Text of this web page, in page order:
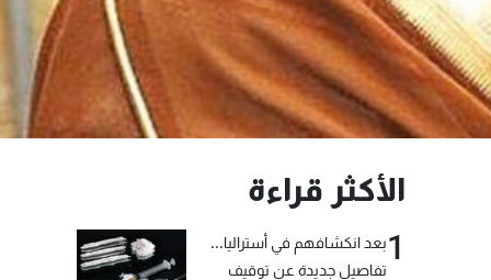
الأكثر قراءة
1بعد انكشافهم في أستراليا...
تفاصيل جديدة عن توقيف